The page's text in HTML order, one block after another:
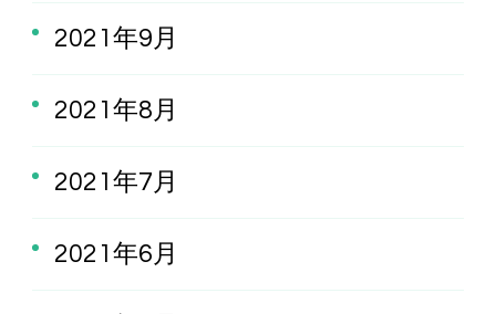
2021年9月
2021年8月
2021年7月
2021年6月